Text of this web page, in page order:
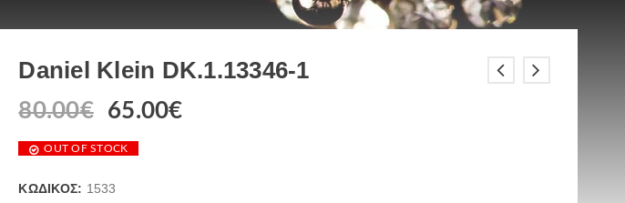
Daniel Klein DK.1.13346-1
80.00€ 65.00€
OUT OF STOCK
ΚΩΔΙΚΌΣ: 1533